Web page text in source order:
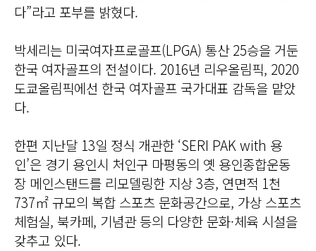
다”라고 포부를 밝혔다.
박세리는 미국여자프로골프(LPGA) 통산 25승을 거둔
한국 여자골프의 전설이다. 2016년 리우올림픽, 2020
도쿄올림픽에선 한국 여자골프 국가대표 감독을 맡았
다.
한편 지난달 13일 정식 개관한 ‘SERI PAK with 용
인’은 경기 용인시 처인구 마평동의 옛 용인종합운동
장 메인스탠드를 리모델링한 지상 3층, 연면적 1천
737㎡ 규모의 복합 스포츠 문화공간으로, 가상 스포츠
체험실, 북카페, 기념관 등의 다양한 문화·체육 시설을
갖추고 있다.